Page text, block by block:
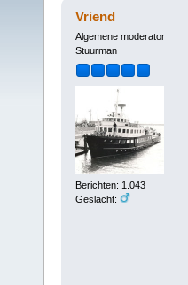
Vriend
Algemene moderator
Stuurman
Berichten: 1.043
Geslacht: